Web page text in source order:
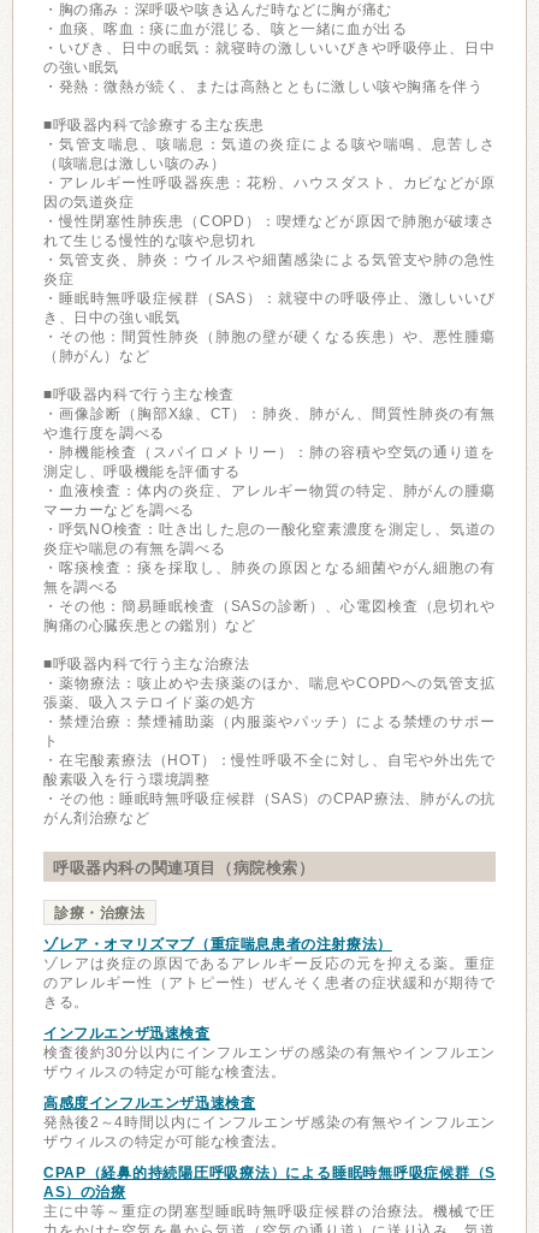
・胸の痛み：深呼吸や咳き込んだ時などに胸が痛む
・血痰、喀血：痰に血が混じる、咳と一緒に血が出る
・いびき、日中の眠気：就寝時の激しいいびきや呼吸停止、日中
の強い眠気
・発熱：微熱が続く、または高熱とともに激しい咳や胸痛を伴う
■呼吸器内科で診療する主な疾患
・気管支喘息、咳喘息：気道の炎症による咳や喘鳴、息苦しさ
（咳喘息は激しい咳のみ）
・アレルギー性呼吸器疾患：花粉、ハウスダスト、カビなどが原
因の気道炎症
・慢性閉塞性肺疾患（COPD）：喫煙などが原因で肺胞が破壊さ
れて生じる慢性的な咳や息切れ
・気管支炎、肺炎：ウイルスや細菌感染による気管支や肺の急性
炎症
・睡眠時無呼吸症候群（SAS）：就寝中の呼吸停止、激しいいび
き、日中の強い眠気
・その他：間質性肺炎（肺胞の壁が硬くなる疾患）や、悪性腫瘍
（肺がん）など
■呼吸器内科で行う主な検査
・画像診断（胸部X線、CT）：肺炎、肺がん、間質性肺炎の有無
や進行度を調べる
・肺機能検査（スパイロメトリー）：肺の容積や空気の通り道を
測定し、呼吸機能を評価する
・血液検査：体内の炎症、アレルギー物質の特定、肺がんの腫瘍
マーカーなどを調べる
・呼気NO検査：吐き出した息の一酸化窒素濃度を測定し、気道の
炎症や喘息の有無を調べる
・喀痰検査：痰を採取し、肺炎の原因となる細菌やがん細胞の有
無を調べる
・その他：簡易睡眠検査（SASの診断）、心電図検査（息切れや
胸痛の心臓疾患との鑑別）など
■呼吸器内科で行う主な治療法
・薬物療法：咳止めや去痰薬のほか、喘息やCOPDへの気管支拡
張薬、吸入ステロイド薬の処方
・禁煙治療：禁煙補助薬（内服薬やパッチ）による禁煙のサポー
ト
・在宅酸素療法（HOT）：慢性呼吸不全に対し、自宅や外出先で
酸素吸入を行う環境調整
・その他：睡眠時無呼吸症候群（SAS）のCPAP療法、肺がんの抗
がん剤治療など
呼吸器内科の関連項目（病院検索）
診療・治療法
ゾレア・オマリズマブ（重症喘息患者の注射療法）
ゾレアは炎症の原因であるアレルギー反応の元を抑える薬。重症
のアレルギー性（アトピー性）ぜんそく患者の症状緩和が期待で
きる。
インフルエンザ迅速検査
検査後約30分以内にインフルエンザの感染の有無やインフルエン
ザウィルスの特定が可能な検査法。
高感度インフルエンザ迅速検査
発熱後2～4時間以内にインフルエンザ感染の有無やインフルエン
ザウィルスの特定が可能な検査法。
CPAP（経鼻的持続陽圧呼吸療法）による睡眠時無呼吸症候群（S
AS）の治療
主に中等～重症の閉塞型睡眠時無呼吸症候群の治療法。機械で圧